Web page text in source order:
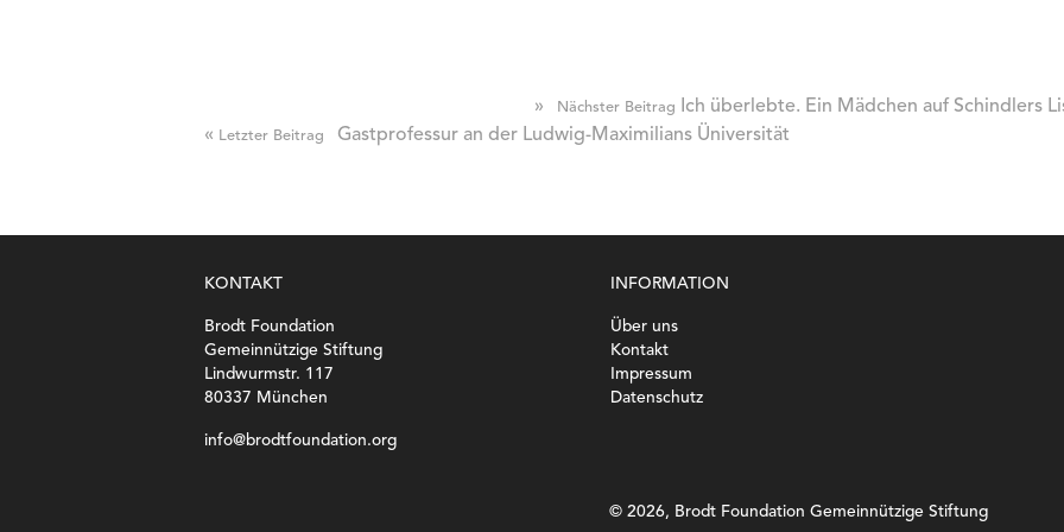
» Nächster Beitrag Ich überlebte. Ein Mädchen auf Schindlers
« Letzter Beitrag Gastprofessur an der Ludwig-Maximilians Üniversität
KONTAKT
Brodt Foundation
Gemeinnützige Stiftung
Lindwurmstr. 117
80337 München
info@brodtfoundation.org
INFORMATION
Über uns
Kontakt
Impressum
Datenschutz
© 2026, Brodt Foundation Gemeinnützige Stiftung